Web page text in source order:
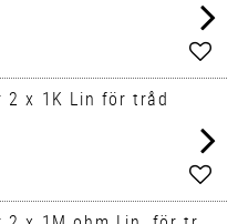
Add
2 x 1K Lin för tråd
Add